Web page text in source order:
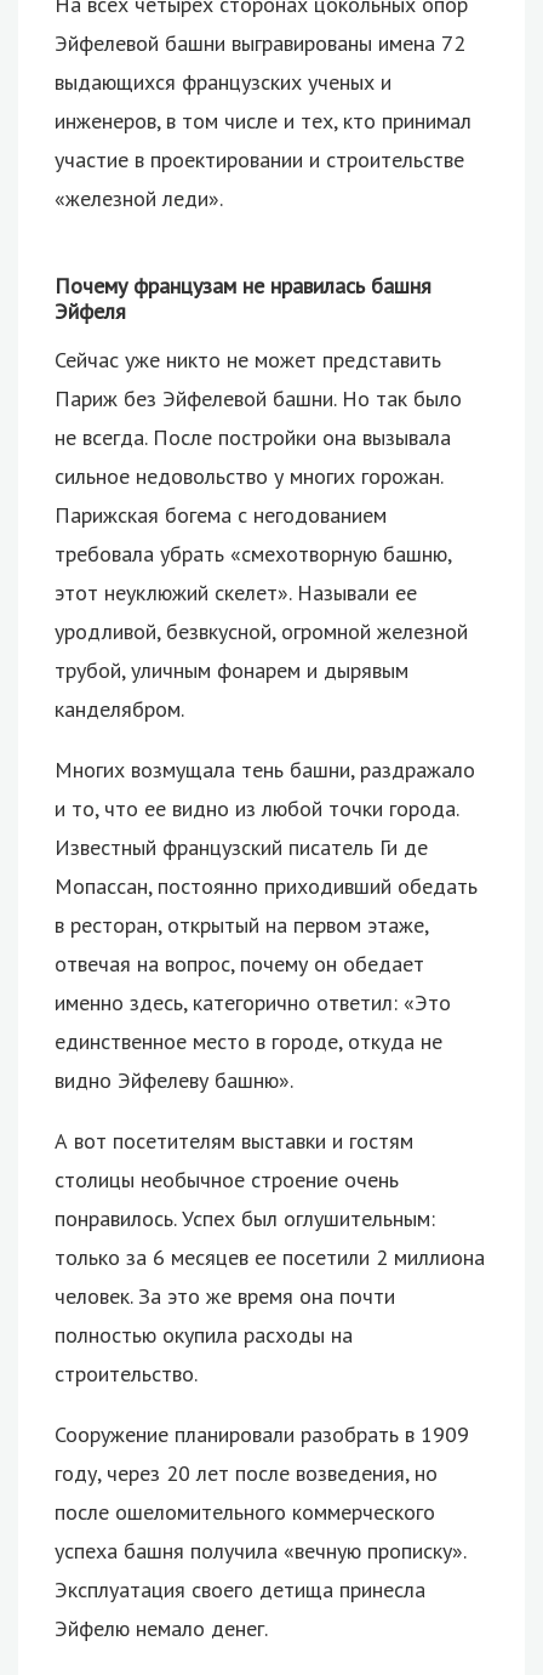
Эйфелевой башни выгравированы имена 72
выдающихся французских ученых и
инженеров, в том числе и тех, кто принимал
участие в проектировании и строительстве
«железной леди».
Почему французам не нравилась башня
Эйфеля
Сейчас уже никто не может представить
Париж без Эйфелевой башни. Но так было
не всегда. После постройки она вызывала
сильное недовольство у многих горожан.
Парижская богема с негодованием
требовала убрать «смехотворную башню,
этот неуклюжий скелет». Называли ее
уродливой, безвкусной, огромной железной
трубой, уличным фонарем и дырявым
канделябром.
Многих возмущала тень башни, раздражало
и то, что ее видно из любой точки города.
Известный французский писатель Ги де
Мопассан, постоянно приходивший обедать
в ресторан, открытый на первом этаже,
отвечая на вопрос, почему он обедает
именно здесь, категорично ответил: «Это
единственное место в городе, откуда не
видно Эйфелеву башню».
А вот посетителям выставки и гостям
столицы необычное строение очень
понравилось. Успех был оглушительным:
только за 6 месяцев ее посетили 2 миллиона
человек. За это же время она почти
полностью окупила расходы на
строительство.
Сооружение планировали разобрать в 1909
году, через 20 лет после возведения, но
после ошеломительного коммерческого
успеха башня получила «вечную прописку».
Эксплуатация своего детища принесла
Эйфелю немало денег.